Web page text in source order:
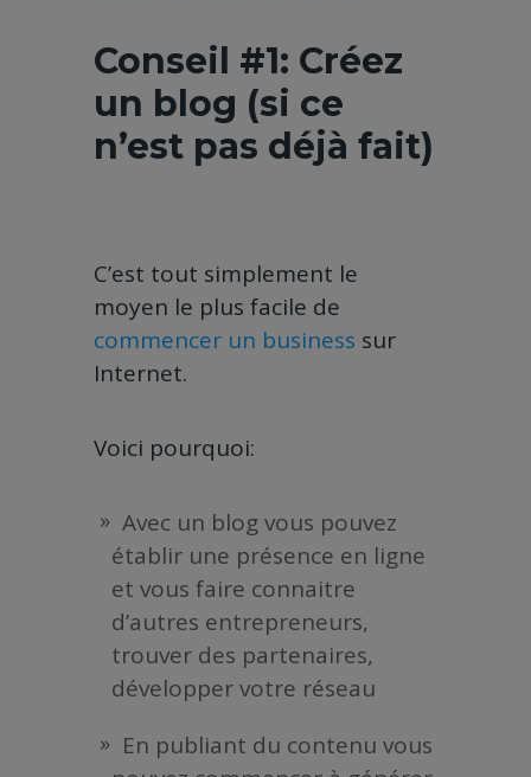
Conseil #1: Créez
un blog (si ce
n’est pas déjà fait)
C’est tout simplement le
moyen le plus facile de
commencer un business sur
Internet.
Voici pourquoi:
Avec un blog vous pouvez
établir une présence en ligne
et vous faire connaitre
d’autres entrepreneurs,
trouver des partenaires,
développer votre réseau
En publiant du contenu vous